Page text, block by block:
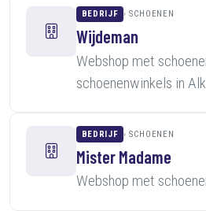
BEDRIJF SCHOENEN
Wijdeman
Webshop met
schoenenwinkels in
BEDRIJF SCHOENEN
Mister Madame
Webshop met